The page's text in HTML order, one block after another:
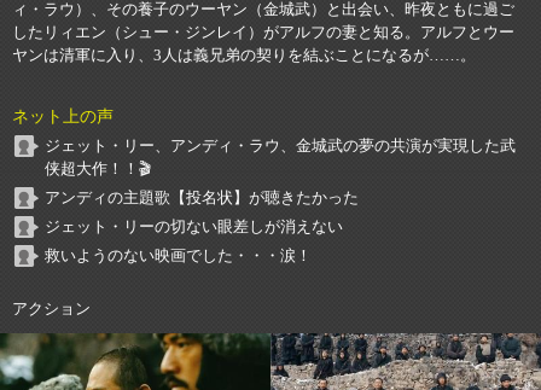
ィ・ラウ）、その養子のウーヤン（金城武）と出会い、昨夜ともに過ご
したリィエン（シュー・ジンレイ）がアルフの妻と知る。アルフとウー
ヤンは清軍に入り、3人は義兄弟の契りを結ぶことになるが……。
ネット上の声
ジェット・リー、アンディ・ラウ、金城武の夢の共演が実現した武
侠超大作！！🎬
アンディの主題歌【投名状】が聴きたかった
ジェット・リーの切ない眼差しが消えない
救いようのない映画でした・・・涙！
アクション